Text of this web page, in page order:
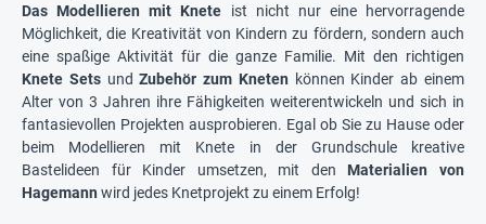
Das Modellieren mit Knete ist nicht nur eine hervorragende
Möglichkeit, die Kreativität von Kindern zu fördern, sondern auch
eine spaßige Aktivität für die ganze Familie. Mit den richtigen
Knete SetsundZubehör zum Kneten können Kinder ab einem
Alter von 3 Jahren ihre Fähigkeiten weiterentwickeln und sich in
fantasievollen Projekten ausprobieren. Egal ob Sie zu Hause oder
beim Modellieren mit Knete in der Grundschule kreative
Bastelideen für Kinder umsetzen, mit den Materialien von
Hagemann wird jedes Knetprojekt zu einem Erfolg!